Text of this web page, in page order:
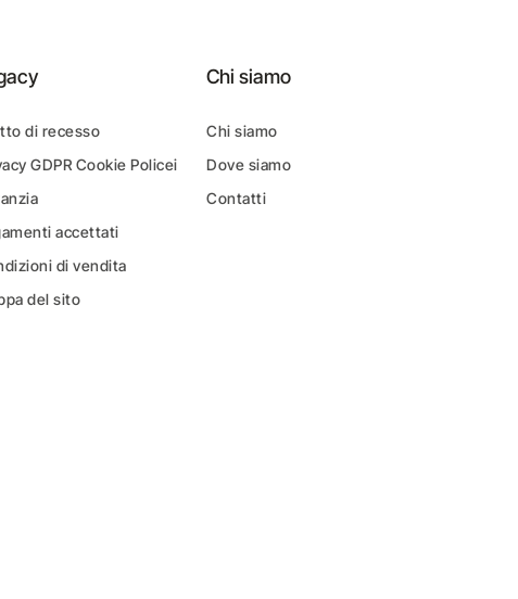
di recesso
GDPR Cookie Policei
accettati
di vendita
del sito
Chi siamo
Chi siamo
Dove siamo
Contatti